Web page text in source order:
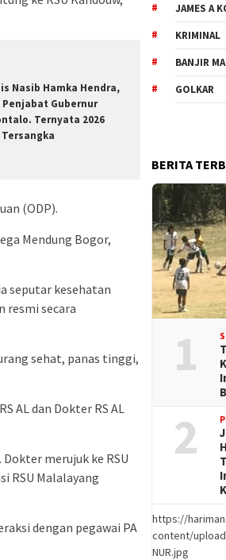
Nasib Hamka Hendra,
Penjabat Gubernur
Ternyata 2026
(ODP).
Mendung Bogor,
seputar kesehatan
resmi secara
sehat, panas tinggi,
AL dan Dokter RS AL
merujuk ke RSU
RSU Malalayang
dengan pegawai PA
JAMES A
KRIMINAL
BANJIR
GOLKAR
BERITA
1
2
https://
content/
NUR.jpg